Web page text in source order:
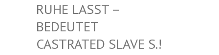
HE LASST – BE
DEUTET CA
STRATED SLAVE S.! UN